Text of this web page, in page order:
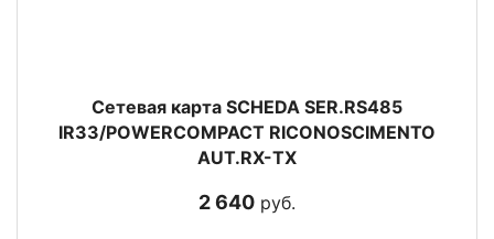
Сетевая карта SCHEDA SER.RS485
IR33/POWERCOMPACT RICONOSCIMENTO
AUT.RX-TX
2 640 руб.